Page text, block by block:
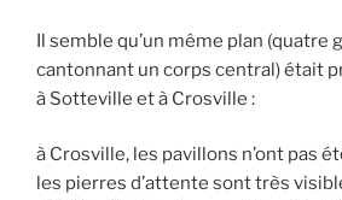
Il semble qu’un même plan (quatre
cantonnant un corps central) était
à Sotteville et à Crosville :
à Crosville, les pavillons n’ont pas
les pierres d’attente sont très